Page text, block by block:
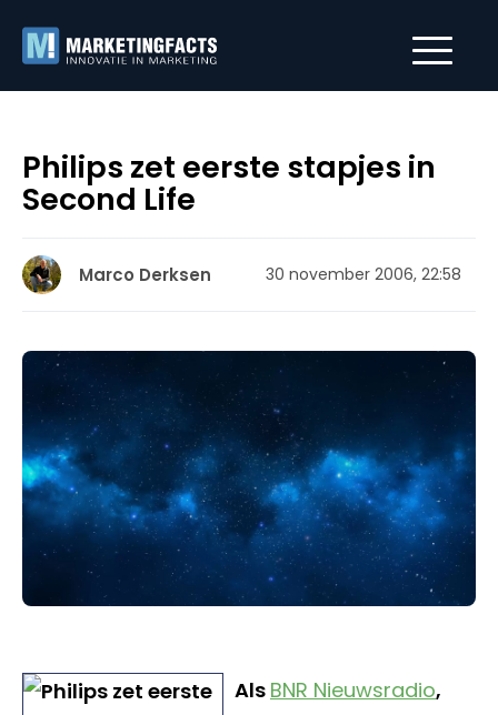
Philips zet eerste stapjes in
Second Life
Marco Derksen 30 november 2006, 22:58
Als BNR Nieuwsradio,